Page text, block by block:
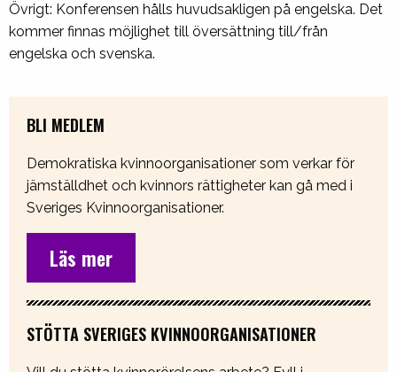
Övrigt: Konferensen hålls huvudsakligen på engelska. Det
kommer finnas möjlighet till översättning till/från
engelska och svenska.
BLI MEDLEM
Demokratiska kvinnoorganisationer som verkar för
jämställdhet och kvinnors rättigheter kan gå med i
Sveriges Kvinnoorganisationer.
Läs mer
STÖTTA SVERIGES KVINNOORGANISATIONER